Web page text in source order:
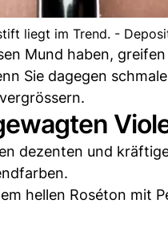
liegt im Trend. -
Mund haben,
Sie dagegen
dezenten und
hellen Roséton mit